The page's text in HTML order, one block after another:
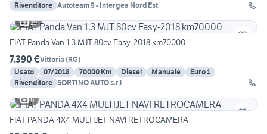
Rivenditore Autoteam 9 - Intergea Nord Est
19
FIAT Panda Van 1.3 MJT 80cv Easy-2018 km70000
7.390 €Vittoria (RG)
Usato
07/2018 70000 Km Diesel Manuale
Euro 1
Rivenditore SORTINO AUTO s.r.l
6
FIAT PANDA 4X4 MULTIJET NAVI RETROCAMERA